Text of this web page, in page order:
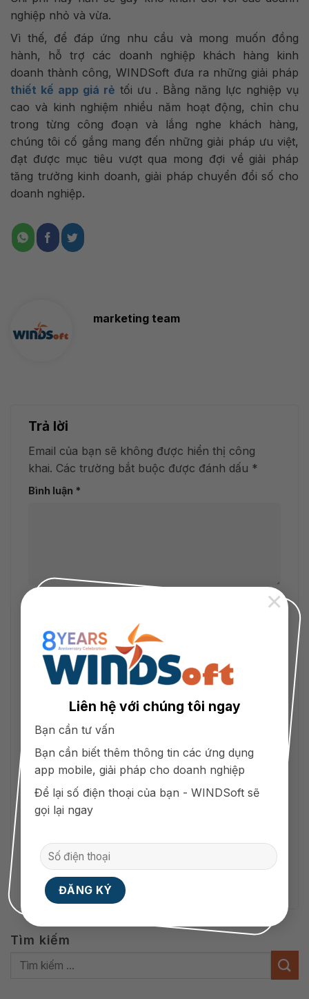
Liên hệ với chúng tôi ngay
Bạn cần tư vấn
Bạn cần biết thêm thông tin các ứng dụng
app mobile, giải pháp cho doanh nghiệp
Để lại số điện thoại của bạn - WINDSoft sẽ
gọi lại ngay
×
nghiệp nhỏ và vừa.
Vì thế, để đáp ứng nhu cầu và mong muốn đồng
hành, hỗ trợ các doanh nghiệp khách hàng kinh
doanh thành công, WINDSoft đưa ra những giải pháp
thiết kế app giá rẻ tối ưu . Bằng năng lực nghiệp vụ
cao và kinh nghiệm nhiều năm hoạt động, chỉn chu
trong từng công đoạn và lắng nghe khách hàng,
chúng tôi cố gắng mang đến những giải pháp ưu việt,
đạt được mục tiêu vượt qua mong đợi về giải pháp
tăng trưởng kinh doanh, giải pháp chuyển đổi số cho
doanh nghiệp.
marketing team
Trả lời
Email của bạn sẽ không được hiển thị công
khai. Các trường bắt buộc được đánh dấu *
Bình luận *
Email *
Trang web
Lưu tên của tôi, email, và trang web trong
trình duyệt này cho lần bình luận kế tiếp của tôi.
Tìm kiếm